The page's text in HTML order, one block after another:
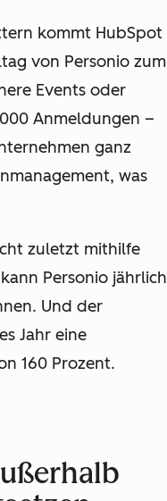
kommt HubSpot
von Personio zum
Events oder
Anmeldungen –
ganz
was
zuletzt mithilfe
Personio jährlich
Und der
Jahr eine
160 Prozent.